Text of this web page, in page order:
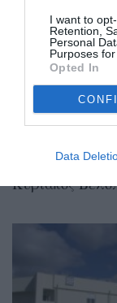
I want to
Retention,
Personal
Purposes
Opted In
Data
Στη
28/06/2022 18:45
29 Ιουνίου, ο
Κυριάκος